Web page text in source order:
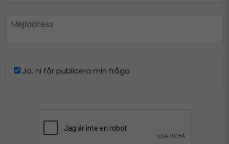
email
Mejladress
Ja, ni får publicera min fråga